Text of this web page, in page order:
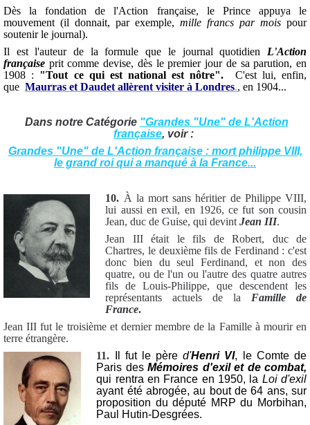
Dès la fondation de l'Action française, le Prince appuya le
mouvement (il donnait, par exemple, mille francs par mois pour
soutenir le journal).
Il est l'auteur de la formule que le journal quotidien L'Action
française prit comme devise, dès le premier jour de sa parution, en
1908 : "Tout ce qui est national est nôtre". C'est lui, enfin,
que Maurras et Daudet allèrent visiter à Londres., en 1904...
Dans notre Catégorie "Grandes "Une" de L'Action
française, voir :
Grandes "Une" de L'Action française : mort philippe VIII,
le grand roi qui a manqué à la France...
10. À la mort sans héritier de Philippe VIII,
lui aussi en exil, en 1926, ce fut son cousin
Jean, duc de Guise, qui devintJean III.
Jean III était le fils de Robert, duc de
Chartres, le deuxième fils de Ferdinand : c'est
donc bien du seul Ferdinand, et non des
quatre, ou de l'un ou l'autre des quatre autres
fils de Louis-Philippe, que descendent les
représentants actuels de la Famille de
France.
Jean III fut le troisième et dernier membre de la Famille à mourir en
terre étrangère.
11.
Il fut le pèred'Henri VI, le Comte de
Paris desMémoires d'exil et de combat,
qui rentra en France en 1950, la Loi d'exil
ayant été abrogée, au bout de 64 ans, sur
proposition du député MRP du Morbihan,
Paul Hutin-Desgrées.